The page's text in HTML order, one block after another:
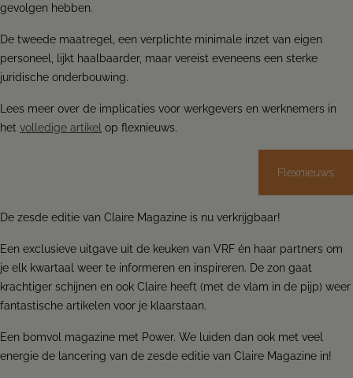
gevolgen hebben.
De tweede maatregel, een verplichte minimale inzet van eigen
personeel, lijkt haalbaarder, maar vereist eveneens een sterke
juridische onderbouwing.
Lees meer over de implicaties voor werkgevers en werknemers in
het volledige artikel op flexnieuws.
Flexnieuws
De zesde editie van Claire Magazine is nu verkrijgbaar!
Een exclusieve uitgave uit de keuken van VRF én haar partners om
je elk kwartaal weer te informeren en inspireren. De zon gaat
krachtiger schijnen en ook Claire heeft (met de vlam in de pijp) weer
fantastische artikelen voor je klaarstaan.
Een bomvol magazine met Power. We luiden dan ook met veel
energie de lancering van de zesde editie van Claire Magazine in!